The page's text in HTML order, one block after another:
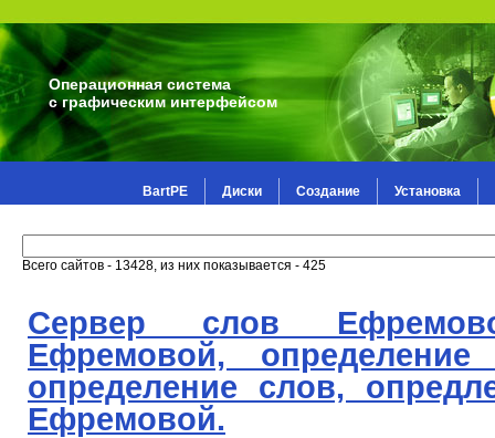
Операционная система
с графическим интерфейсом
BartPE Диски Создание Установка
Всего сайтов - 13428, из них показывается - 425
Сервер слов
Ефремовой,
определение слов,
Ефремовой.